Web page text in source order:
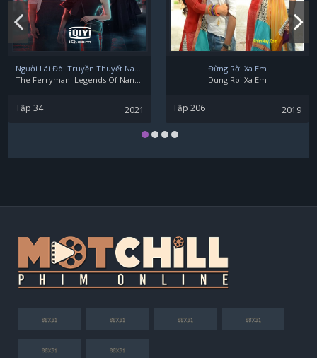
Tập 34 2021
Đừng Rời Xa Em
Dung Roi Xa Em
Tập 206 2019